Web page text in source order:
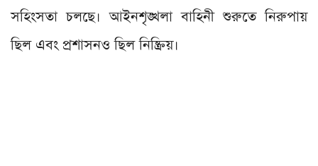
সহিংসতা চলছে। আইনশৃঙ্খলা বাহিনী শুরুতে নিরুপায়
ছিল এবং প্রশাসনও ছিল নিষ্ক্রিয়।